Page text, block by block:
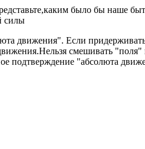
было бы наше
силы
движения". Если
смешивать "поля"
подтверждение "абсолюта